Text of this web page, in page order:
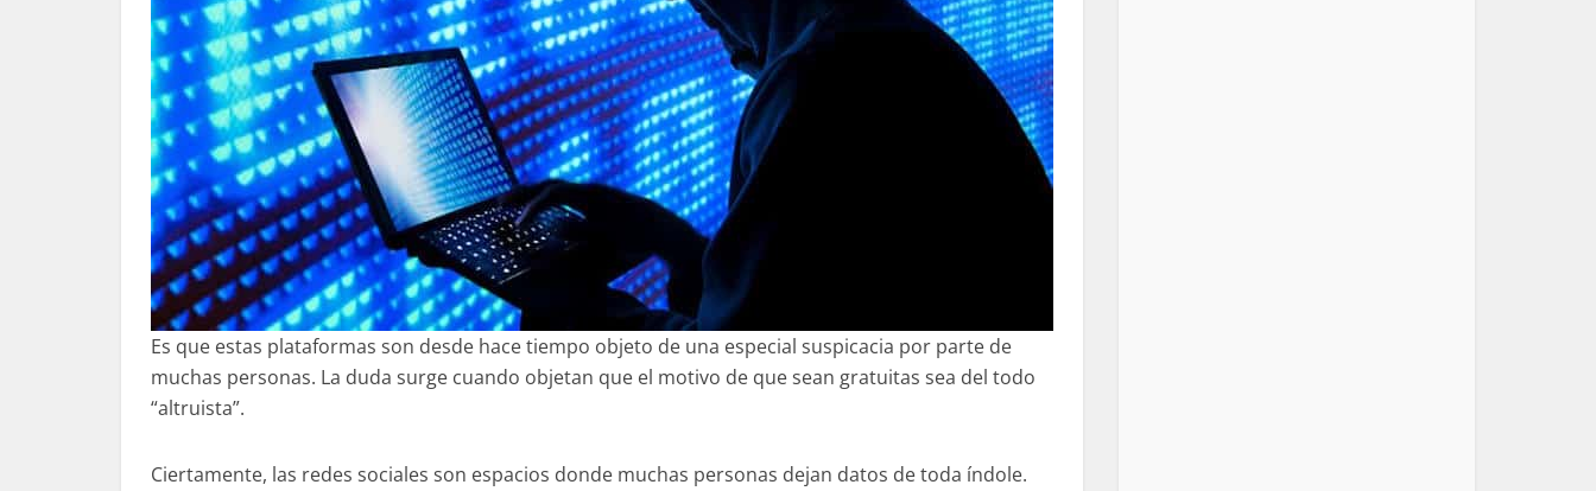
Es que estas plataformas son desde hace tiempo objeto de una especial suspicacia por parte de
muchas personas. La duda surge cuando objetan que el motivo de que sean gratuitas sea del todo
“altruista”.
Ciertamente, las redes sociales son espacios donde muchas personas dejan datos de toda índole.